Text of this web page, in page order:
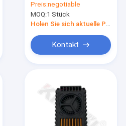
Videoübertrager FPV
VTX Videoverbindung
9CH
Preis:negotiable
MOQ:1 Stück
Holen Sie sich aktuelle Preis
Kontakt